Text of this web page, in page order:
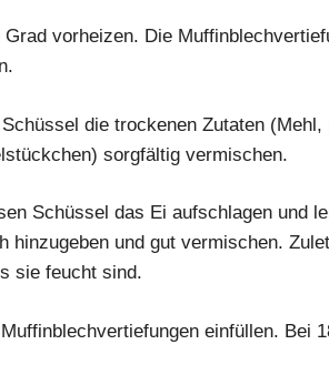
vorheizen. Die
die trockenen Zutaten
sorgfältig vermischen.
Schüssel das Ei aufschlagen und
hinzugeben und gut vermischen.
sie feucht sind.
einfüllen. Bei